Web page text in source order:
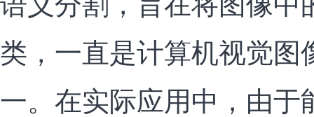
类，一直是计算机视觉图
一。在实际应用中，由于